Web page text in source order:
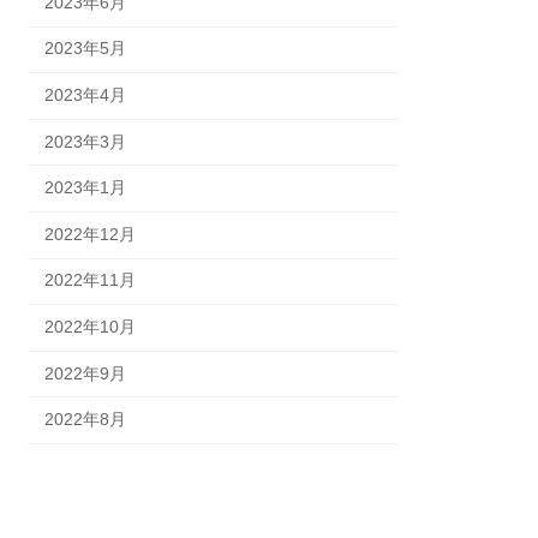
2023年5月
2023年4月
2023年3月
2023年1月
2022年12月
2022年11月
2022年10月
2022年9月
2022年8月